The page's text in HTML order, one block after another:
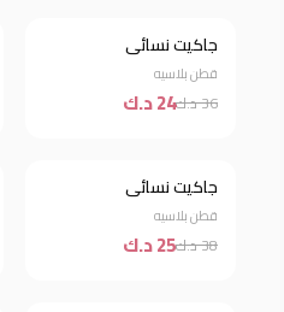
خصم 33%
جاكيت نسائي
قطن بلاسيه
36 د.ك 24 د.ك
خصم 34%
جاكيت نسائي
قطن بلاسيه
38 د.ك 25 د.ك